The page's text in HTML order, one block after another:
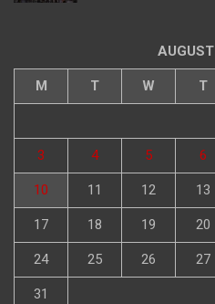
M T W T
3 4 5 6
10 11 12 13
17 18 19 20
24 25 26 27
31